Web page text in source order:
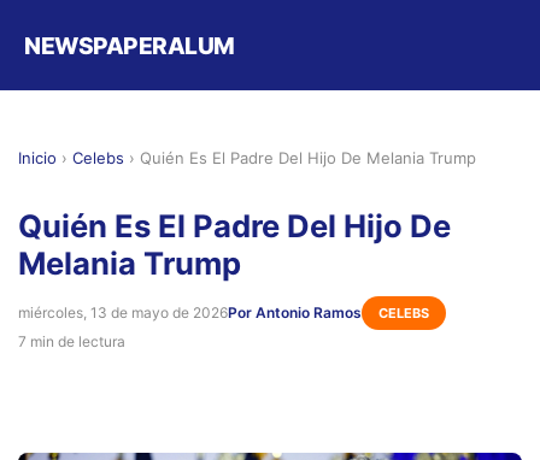
NEWSPAPERALUM
Inicio › Celebs › Quién Es El Padre Del Hijo De Melania Trump
Quién Es El Padre Del Hijo De
Melania Trump
miércoles, 13 de mayo de 2026Por Antonio Ramos CELEBS
7 min de lectura